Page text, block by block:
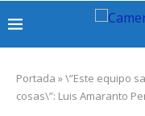
Portada »\”Este equipo
cosas\”: Luis Amaranto